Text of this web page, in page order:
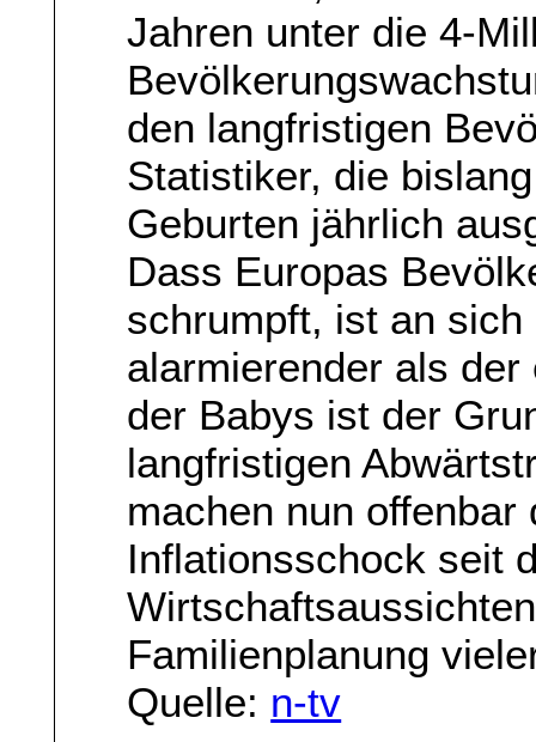
Jahren unter die 4-
den langfristigen
Statistiker, die
Geburten jährlich
Dass Europas
schrumpft, ist an
alarmierender als
der Babys ist der
langfristigen
machen nun
Inflationsschock seit
Familienplanung
Quelle: n-tv